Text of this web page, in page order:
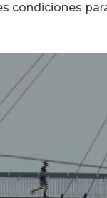
condiciones